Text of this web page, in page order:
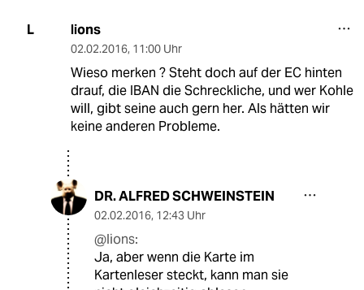
L lions
02.02.2016, 11:00 Uhr
Wieso merken ? Steht doch auf der EC hinten
drauf, die IBAN die Schreckliche, und wer Kohle
will, gibt seine auch gern her. Als hätten wir
keine anderen Probleme.
DR. ALFRED SCHWEINSTEIN
02.02.2016, 12:43 Uhr
@lions:
Ja, aber wenn die Karte im
Kartenleser steckt, kann man sie